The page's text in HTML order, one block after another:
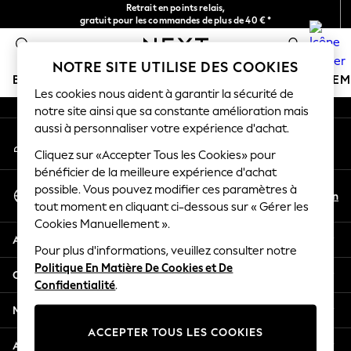
Retrait en points relais,
gratuit pour les commandes de plus de 40 € *
Livraison en 2-3 jours ouvrés*
BOUTIQUE VACANCES
HOLIDAY SHOP
Women's Holiday Shop
All Swimwear
All Beachwear
Bags & Accessories
Beach Dresses & Kaftans
Dresses
Flip Flops
Sliders
Jumpsuits & Playsuits
Linen Collection
Sandals
An error occurred on client
Nos réseaux sociaux
Mon compte
Connexion à votre compte
Sélectionnez Votre Langue
Français
En
Aide
Confidentialité et mentions légales
Ministères
Autres services
NOTRE SITE UTILISE DES COOKIES
Les cookies nous aident à garantir la sécurité de
notre site ainsi que sa constante amélioration mais
aussi à personnaliser votre expérience d'achat.
Cliquez sur «Accepter Tous les Cookies» pour
bénéficier de la meilleure expérience d'achat
possible. Vous pouvez modifier ces paramètres à
tout moment en cliquant ci-dessous sur « Gérer les
Cookies Manuellement ».
Pour plus d'informations, veuillez consulter notre
Politique En Matière De Cookies et De
Confidentialité.
ACCEPTER TOUS LES COOKIES